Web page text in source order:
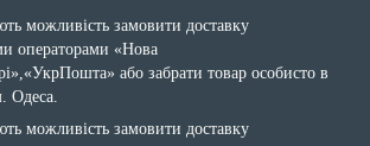
можливість замовити доставку
операторами «Нова
або забрати товар особисто в
Одеса.
можливість замовити доставку